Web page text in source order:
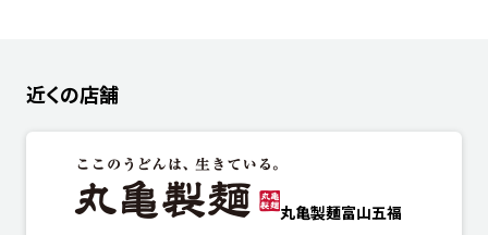
近くの店舗
丸亀製麺富山五福